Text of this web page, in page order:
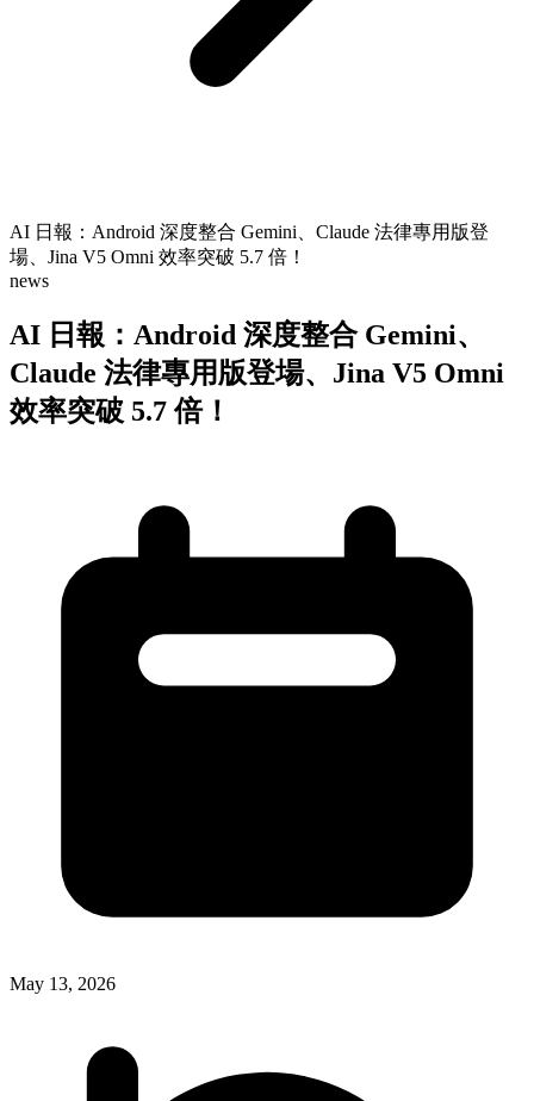
AI 日報：Android 深度整合 Gemini、Claude 法律專用版登
場、Jina V5 Omni 效率突破 5.7 倍！
news
AI 日報：Android 深度整合 Gemini、
Claude 法律專用版登場、Jina V5 Omni
效率突破 5.7 倍！
May 13, 2026